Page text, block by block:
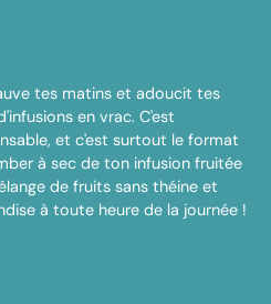
tes matins et adoucit tes
en vrac. C'est
et c'est surtout le format
à sec de ton infusion fruitée
de fruits sans théine et
à toute heure de la journée !